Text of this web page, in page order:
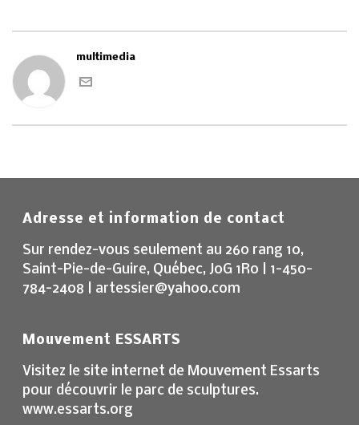
multimedia
Adresse et information de contact
Sur rendez-vous seulement au 260 rang 10,
Saint-Pie-de-Guire, Québec, J0G 1R0 | 1-450-
784-2408 | artessier@yahoo.com
Mouvement ESSARTS
Visitez le site internet de Mouvement Essarts
pour découvrir le parc de sculptures.
www.essarts.org